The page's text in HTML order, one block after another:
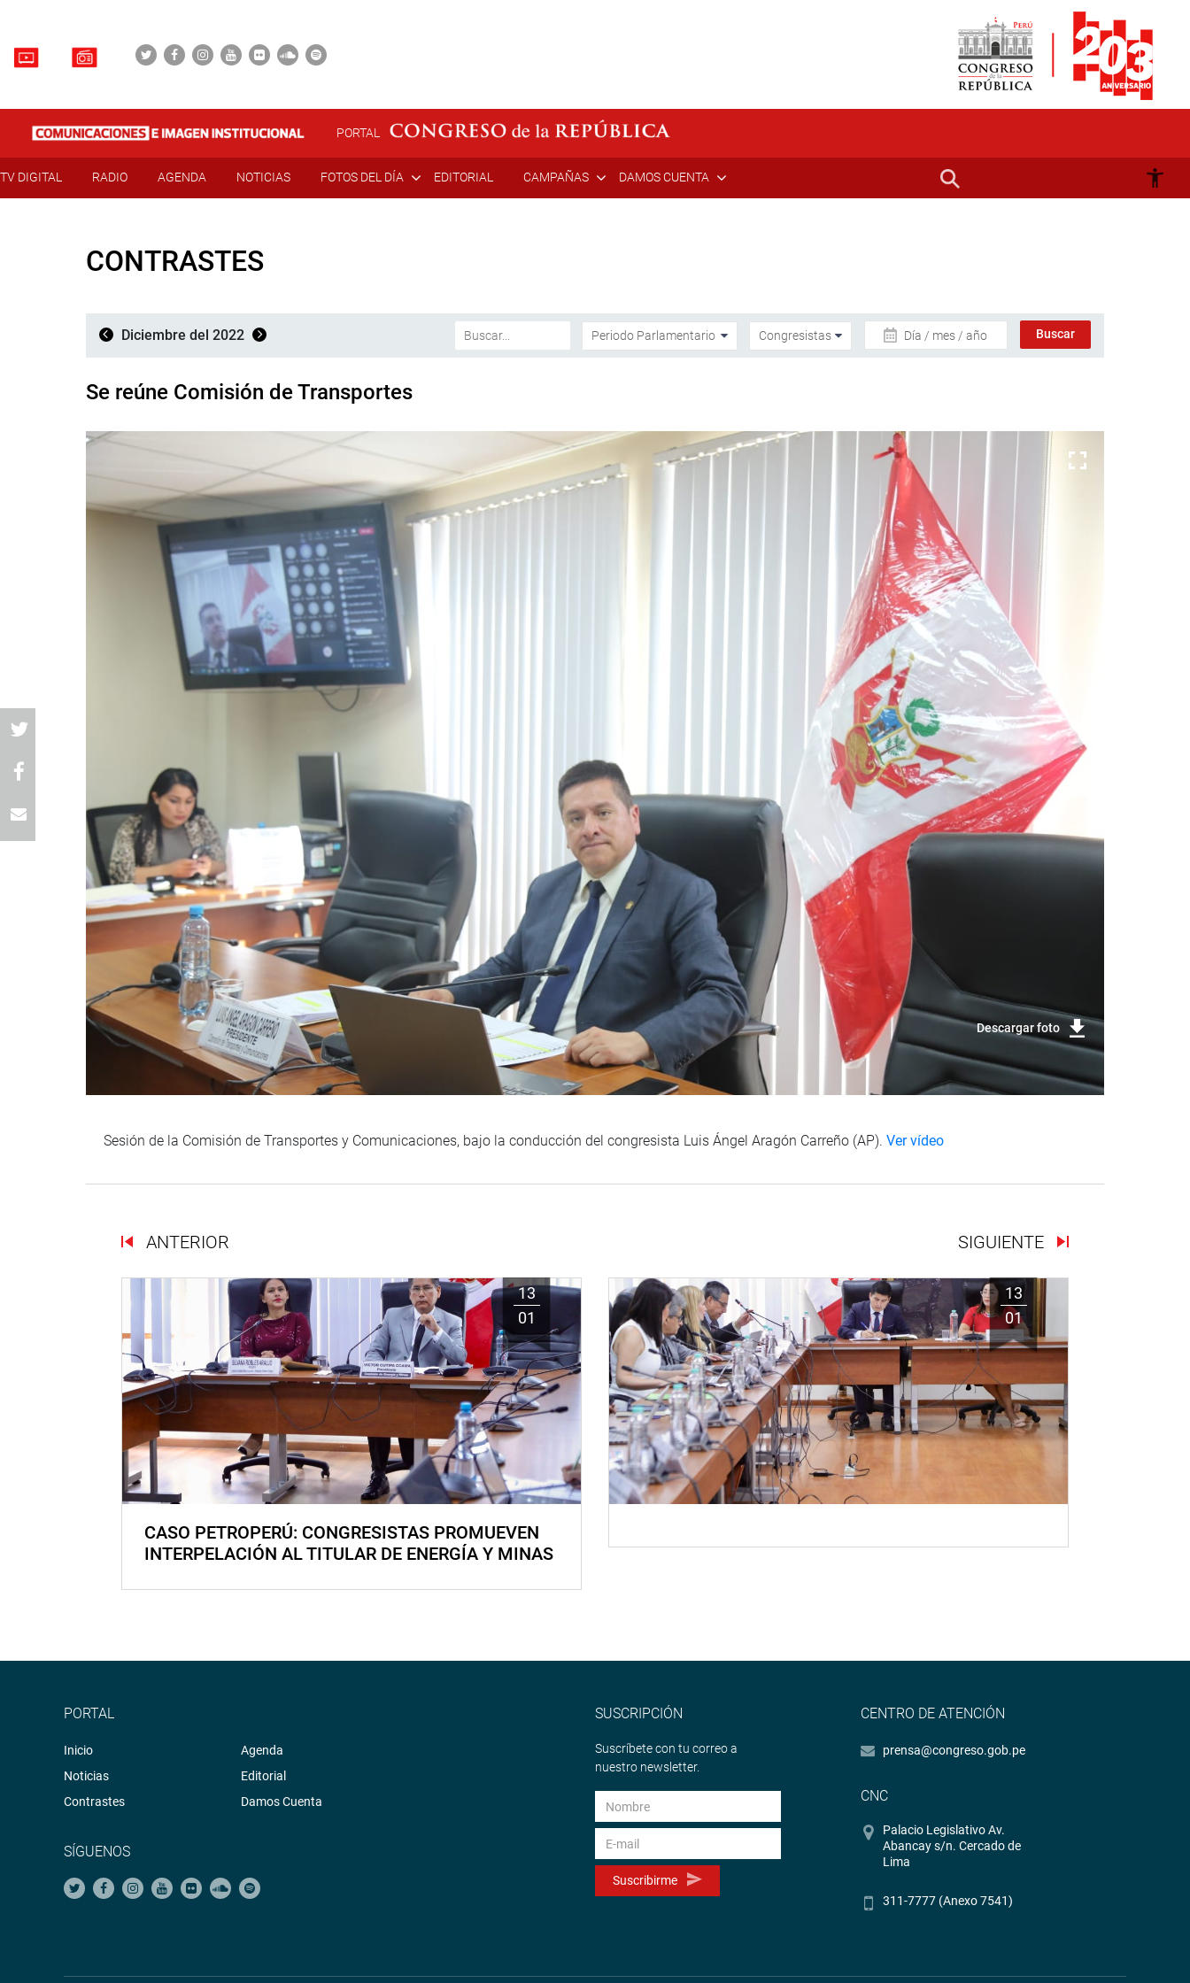
PORTAL
TV DIGITAL RADIO AGENDA NOTICIAS FOTOS DEL DÍA EDITORIAL CAMPAÑAS DAMOS CUENTA
CONTRASTES
Diciembre del 2022 Día / mes / año
Se reúne Comisión de Transportes
Descargar foto
Sesión de la Comisión de Transportes y Comunicaciones, bajo la conducción del congresista Luis Ángel Aragón Carreño (AP). Ver vídeo
ANTERIOR SIGUIENTE
13
01
CASO PETROPERÚ: CONGRESISTAS PROMUEVEN
INTERPELACIÓN AL TITULAR DE ENERGÍA Y MINAS
13
01
PORTAL
Inicio
Noticias
Contrastes
Agenda
Editorial
Damos Cuenta
SÍGUENOS
SUSCRIPCIÓN
Suscríbete con tu correo a
nuestro newsletter.
Suscribirme
CENTRO DE ATENCIÓN
prensa@congreso.gob.pe
CNC
Palacio Legislativo Av.
Abancay s/n. Cercado de
Lima
311-7777 (Anexo 7541)